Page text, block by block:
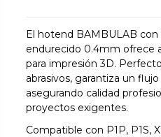
El hotend BAMBULAB con
endurecido 0.4mm ofrece
para impresión 3D.
abrasivos, garantiza un
asegurando calidad
proyectos exigentes.
Compatible con P1P, P1S,